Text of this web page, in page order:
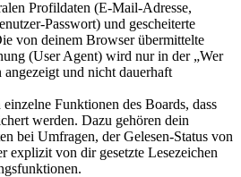
Profildaten (E-Mail-Adresse,
Passwort) und gescheiterte
von deinem Browser übermittelte
(User Agent) wird nur in der „Wer
und nicht dauerhaft
Funktionen des Boards, dass
werden. Dazu gehören dein
bei Umfragen, der Gelesen-Status von
explizit von dir gesetzte Lesezeichen